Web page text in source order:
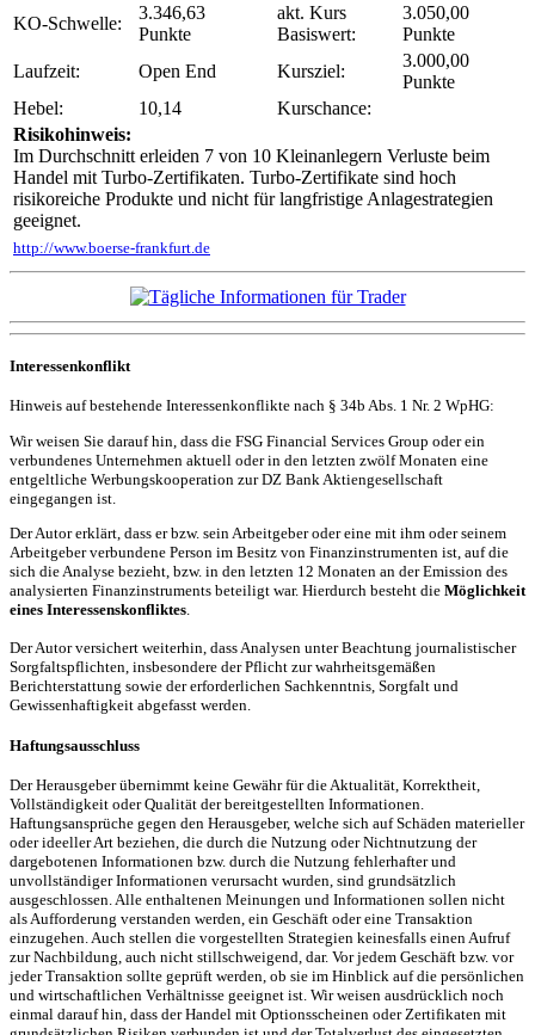
KO-Schwelle:
3.346,63
Punkte
akt. Kurs
Basiswert:
3.050,00
Punkte
Laufzeit:
Open End Kursziel:
3.000,00
Punkte
Hebel:
10,14
Kurschance:
Risikohinweis:
Im Durchschnitt erleiden 7 von 10 Kleinanlegern Verluste beim
Handel mit Turbo-Zertifikaten. Turbo-Zertifikate sind hoch
risikoreiche Produkte und nicht für langfristige Anlagestrategien
geeignet.
http://www.boerse-frankfurt.de
Interessenkonflikt
Hinweis auf bestehende Interessenkonflikte nach § 34b Abs. 1 Nr. 2 WpHG:
Wir weisen Sie darauf hin, dass die FSG Financial Services Group oder ein
verbundenes Unternehmen aktuell oder in den letzten zwölf Monaten eine
entgeltliche Werbungskooperation zur DZ Bank Aktiengesellschaft
eingegangen ist.
Der Autor erklärt, dass er bzw. sein Arbeitgeber oder eine mit ihm oder seinem
Arbeitgeber verbundene Person im Besitz von Finanzinstrumenten ist, auf die
sich die Analyse bezieht, bzw. in den letzten 12 Monaten an der Emission des
analysierten Finanzinstruments beteiligt war. Hierdurch besteht die Möglichkeit
eines Interessenskonfliktes
Der Autor versichert weiterhin, dass Analysen unter Beachtung journalistischer
Sorgfaltspflichten, insbesondere der Pflicht zur wahrheitsgemäßen
Berichterstattung sowie der erforderlichen Sachkenntnis, Sorgfalt und
Gewissenhaftigkeit abgefasst werden.
Haftungsausschluss
Der Herausgeber übernimmt keine Gewähr für die Aktualität, Korrektheit,
Vollständigkeit oder Qualität der bereitgestellten Informationen.
Haftungsansprüche gegen den Herausgeber, welche sich auf Schäden materieller
oder ideeller Art beziehen, die durch die Nutzung oder Nichtnutzung der
dargebotenen Informationen bzw. durch die Nutzung fehlerhafter und
unvollständiger Informationen verursacht wurden, sind grundsätzlich
ausgeschlossen. Alle enthaltenen Meinungen und Informationen sollen nicht
als Aufforderung verstanden werden, ein Geschäft oder eine Transaktion
einzugehen. Auch stellen die vorgestellten Strategien keinesfalls einen Aufruf
zur Nachbildung, auch nicht stillschweigend, dar. Vor jedem Geschäft bzw. vor
jeder Transaktion sollte geprüft werden, ob sie im Hinblick auf die persönlichen
und wirtschaftlichen Verhältnisse geeignet ist. Wir weisen ausdrücklich noch
einmal darauf hin, dass der Handel mit Optionsscheinen oder Zertifikaten mit